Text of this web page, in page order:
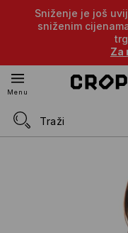
Sniženje je još
sniženim
Za
Menu